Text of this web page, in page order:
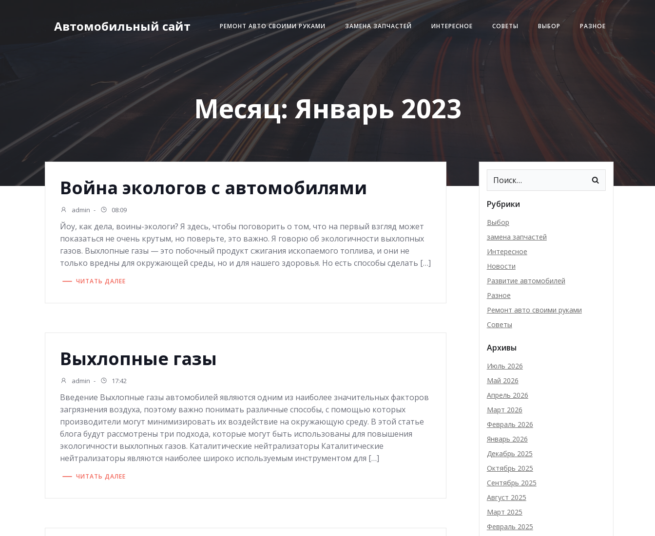
Автомобильный сайт РЕМОНТ АВТО СВОИМИ РУКАМИ ЗАМЕНА ЗАПЧАСТЕЙ ИНТЕРЕСНОЕ СОВЕТЫ ВЫБОР РАЗНОЕ
Месяц:Январь 2023
Война экологов с автомобилями
admin - 08:09
Йоу, как дела, воины-экологи? Я здесь, чтобы поговорить о том, что на первый взгляд может
показаться не очень крутым, но поверьте, это важно. Я говорю об экологичности выхлопных
газов. Выхлопные газы — это побочный продукт сжигания ископаемого топлива, и они не
только вредны для окружающей среды, но и для нашего здоровья. Но есть способы сделать […]
ЧИТАТЬ ДАЛЕЕ
Выхлопные газы
admin - 17:42
Введение Выхлопные газы автомобилей являются одним из наиболее значительных факторов
загрязнения воздуха, поэтому важно понимать различные способы, с помощью которых
производители могут минимизировать их воздействие на окружающую среду. В этой статье
блога будут рассмотрены три подхода, которые могут быть использованы для повышения
экологичности выхлопных газов. Каталитические нейтрализаторы Каталитические
нейтрализаторы являются наиболее широко используемым инструментом для […]
ЧИТАТЬ ДАЛЕЕ
Рубрики
Выбор
замена запчастей
Интересное
Новости
Развитие автомобилей
Разное
Ремонт авто своими руками
Советы
Архивы
Июль 2026
Май 2026
Апрель 2026
Март 2026
Февраль 2026
Январь 2026
Декабрь 2025
Октябрь 2025
Сентябрь 2025
Август 2025
Март 2025
Февраль 2025